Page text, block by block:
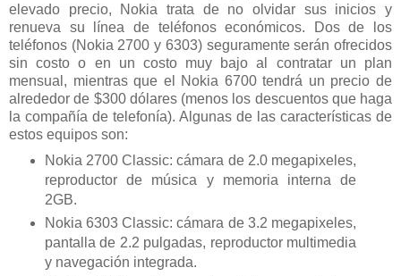
elevado precio, Nokia trata de no olvidar sus inicios y
renueva su línea de teléfonos económicos. Dos de los
teléfonos (Nokia 2700 y 6303) seguramente serán ofrecidos
sin costo o en un costo muy bajo al contratar un plan
mensual, mientras que el Nokia 6700 tendrá un precio de
alrededor de $300 dólares (menos los descuentos que haga
la compañía de telefonía). Algunas de las características de
estos equipos son:
Nokia 2700 Classic: cámara de 2.0 megapixeles,
reproductor de música y memoria interna de
2GB.
Nokia 6303 Classic: cámara de 3.2 megapixeles,
pantalla de 2.2 pulgadas, reproductor multimedia
y navegación integrada.